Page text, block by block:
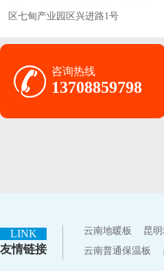
区七甸产业园区兴进路1号
咨询热线
13708859798
LINK
友情链接
云南地暖板 昆
云南普通保温板